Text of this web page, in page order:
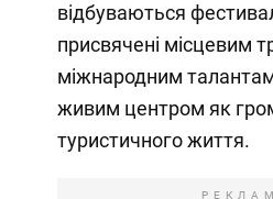
відбуваються
присвячені місцевим
міжнародним
живим центром як
туристичного життя.